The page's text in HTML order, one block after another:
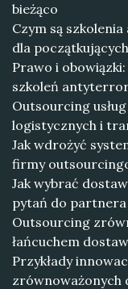
bieżąco
Czym są
dla początkujących
Prawo i
szkoleń
Outsourcing
logistycznych i
Jak wdrożyć
firmy
Jak wybrać
pytań do partnera
Outsourcing
łańcuchem
Przykłady
zrównoważonych